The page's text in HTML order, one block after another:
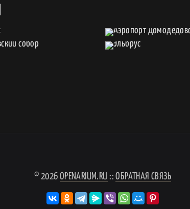
© 2026 OPENARIUM.RU ::ОБРАТНАЯ СВЯЗЬ